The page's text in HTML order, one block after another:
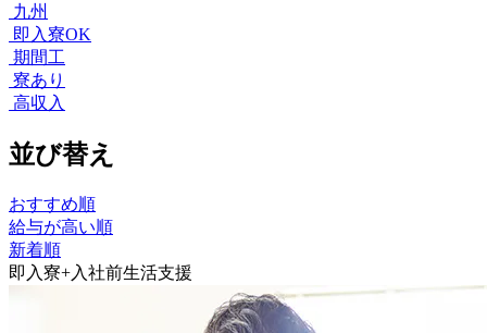
九州
即入寮OK
期間工
寮あり
高収入
並び替え
おすすめ順
給与が高い順
新着順
即入寮+入社前生活支援